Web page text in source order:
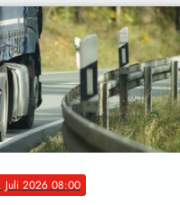
. Juli 2026 08:00